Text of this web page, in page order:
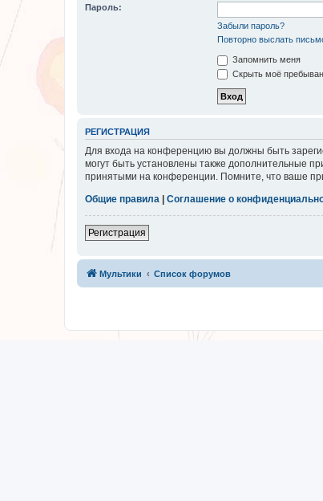
Пароль:
Забыли пароль?
Повторно выслать
Запомнить меня
Скрыть моё
РЕГИСТРАЦИЯ
Для входа на конференцию вы должны быть
могут быть установлены также дополнительные
принятыми на конференции. Помните, что ваше
Общие правила | Соглашение о
Регистрация
Мультики Список форумов